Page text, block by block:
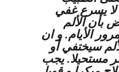
يسرع غفي
بأن الألم
الأيام. و ان
سيختفي أو
مستحيلا. يجب